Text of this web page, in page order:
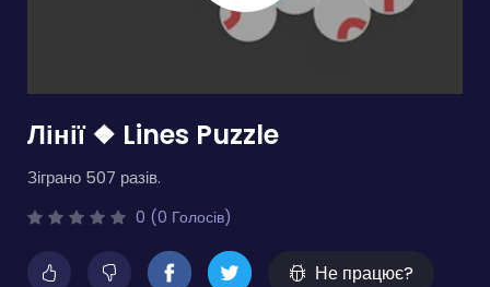
Лінії ❖ Lines Puzzle
Зіграно 507 разів.
0 (0 Голосів)
Не працює?